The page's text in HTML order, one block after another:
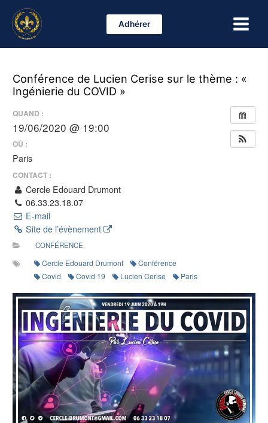
contenu
Adhérer
Menu
Conférence de Lucien Cerise sur le thème : «
Ingénierie du COVID »
QUAND :
19/06/2020 @ 19:00
OÙ :
Paris
CONTACT :
Cercle Edouard Drumont
06.33.23.18.07
E-mail
Site de l’évènement
CONFÉRENCE
Cercle Edouard Drumont
Conférence
Covid
Covid 19 Lucien Cerise Paris